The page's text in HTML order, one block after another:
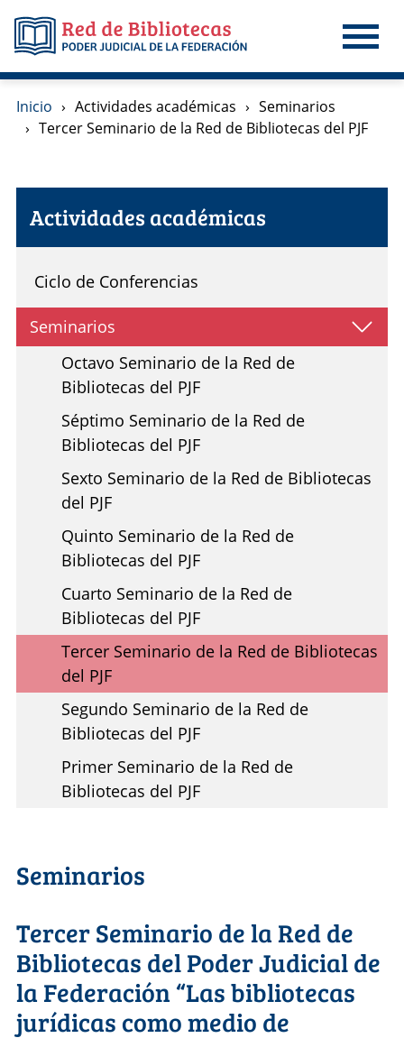
Inicio Actividades académicas
Seminarios
Tercer Seminario de la Red de Bibliotecas del PJF
Seminarios
Tercer Seminario de la Red de
Bibliotecas del Poder Judicial de
la Federación “Las bibliotecas
jurídicas como medio de
Actividades académicas
Ciclo de Conferencias
Seminarios
Octavo Seminario de la Red de
Bibliotecas del PJF
Séptimo Seminario de la Red de
Bibliotecas del PJF
Sexto Seminario de la Red de Bibliotecas
del PJF
Quinto Seminario de la Red de
Bibliotecas del PJF
Cuarto Seminario de la Red de
Bibliotecas del PJF
Tercer Seminario de la Red de Bibliotecas
del PJF
Segundo Seminario de la Red de
Bibliotecas del PJF
Primer Seminario de la Red de
Bibliotecas del PJF